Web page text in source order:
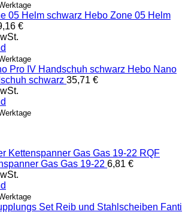
Hebo Zone 05 Helm
€
Hebo Nano
schwarz 35,71 €
RQF
Gas Gas 19-22 6,81 €